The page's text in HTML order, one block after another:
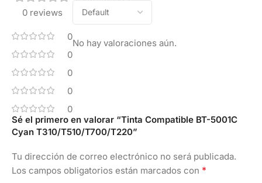
0 reviews
0
0
0
0
0
No hay valoraciones aún.
Sé el primero en valorar “Tinta Compatible BT-5001C
Cyan T310/T510/T700/T220”
Tu dirección de correo electrónico no será publicada.
Los campos obligatorios están marcados con *